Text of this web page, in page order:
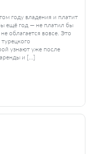
году владения и платит
ещё год — не платил бы
облагается вовсе. Это
узнают уже после
и […]